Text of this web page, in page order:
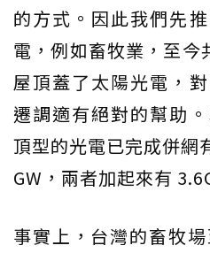
的方式。因此我們先
電，例如畜牧業，至今
屋頂蓋了太陽光電，
遷調適有絕對的幫助
頂型的光電已完成併網
GW，兩者加起來有
事實上，台灣的畜牧